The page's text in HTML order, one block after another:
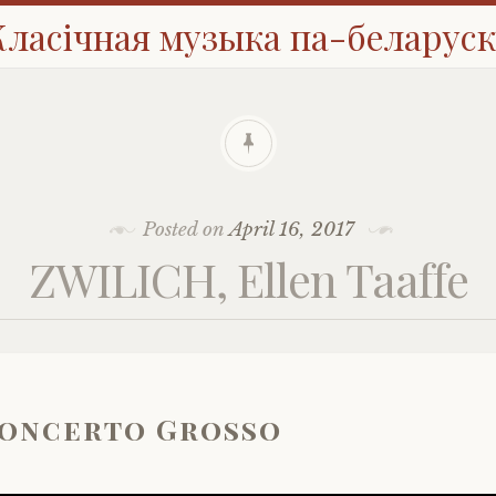
музыка па-
Posted onApril 16, 2017
ZWILICH, Ellen Taaffe
Grosso